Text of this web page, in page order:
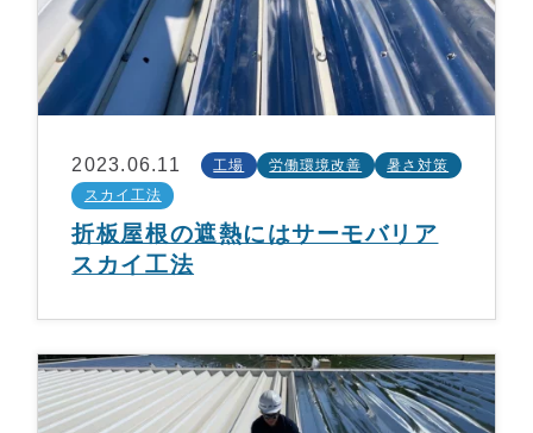
2023.06.11 工場 労働環境改善
暑さ対策
スカイ工法
折板屋根の遮熱にはサーモバリア
スカイ工法